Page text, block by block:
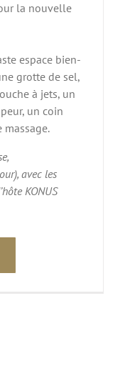
la nouvelle
espace bien-
grotte de sel,
à jets, un
un coin
avec les
KONUS